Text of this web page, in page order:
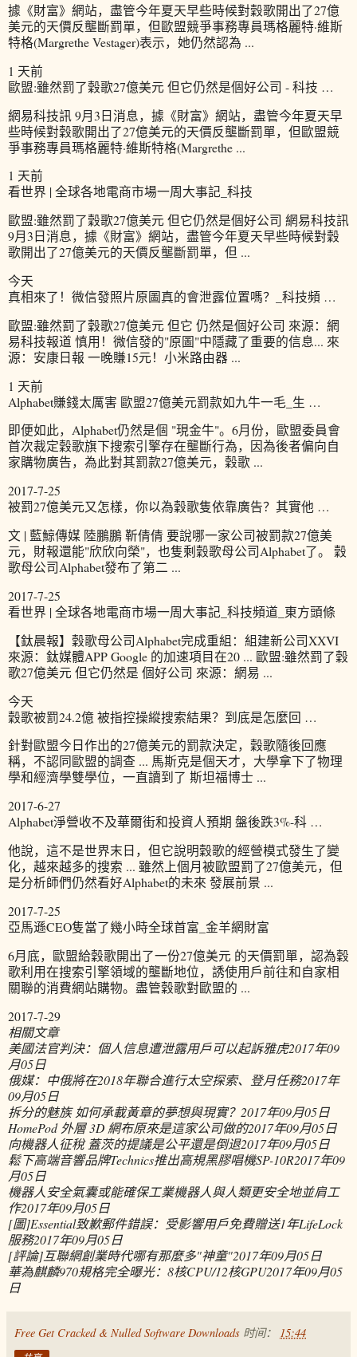
據《財富》網站，盡管今年夏天早些時候對穀歌開出了27億
美元的天價反壟斷罰單，但歐盟競爭事務專員瑪格麗特·維斯
特格(Margrethe Vestager)表示，她仍然認為 ...
1 天前
歐盟:雖然罰了穀歌27億美元 但它仍然是個好公司 - 科技 …
網易科技訊 9月3日消息，據《財富》網站，盡管今年夏天早
些時候對穀歌開出了27億美元的天價反壟斷罰單，但歐盟競
爭事務專員瑪格麗特·維斯特格(Margrethe ...
1 天前
看世界 | 全球各地電商市場一周大事記_科技
歐盟:雖然罰了穀歌27億美元 但它仍然是個好公司 網易科技訊
9月3日消息，據《財富》網站，盡管今年夏天早些時候對穀
歌開出了27億美元的天價反壟斷罰單，但 ...
今天
真相來了！微信發照片原圖真的會泄露位置嗎？_科技頻 …
歐盟:雖然罰了穀歌27億美元 但它 仍然是個好公司 來源：網
易科技報道 慎用！微信發的"原圖"中隱藏了重要的信息... 來
源：安康日報 一晚賺15元！小米路由器 ...
1 天前
Alphabet賺錢太厲害 歐盟27億美元罰款如九牛一毛_生 …
即便如此，Alphabet仍然是個 "現金牛"。6月份，歐盟委員會
首次裁定穀歌旗下搜索引擎存在壟斷行為，因為後者偏向自
家購物廣告，為此對其罰款27億美元，穀歌 ...
2017-7-25
被罰27億美元又怎樣，你以為穀歌隻依靠廣告？其實他 …
文 | 藍鯨傳媒 陸鵬鵬 靳倩倩 要說哪一家公司被罰款27億美
元，財報還能"欣欣向榮"，也隻剩穀歌母公司Alphabet了。 穀
歌母公司Alphabet發布了第二 ...
2017-7-25
看世界 | 全球各地電商市場一周大事記_科技頻道_東方頭條
【鈦晨報】穀歌母公司Alphabet完成重組：組建新公司XXVI
來源：鈦媒體APP Google 的加速項目在20 ... 歐盟:雖然罰了穀
歌27億美元 但它仍然是 個好公司 來源：網易 ...
今天
穀歌被罰24.2億 被指控操縱搜索結果？到底是怎麼回 …
針對歐盟今日作出的27億美元的罰款決定，穀歌隨後回應
稱，不認同歐盟的調查 ... 馬斯克是個天才，大學拿下了物理
學和經濟學雙學位，一直讀到了 斯坦福博士 ...
2017-6-27
Alphabet淨營收不及華爾街和投資人預期 盤後跌3%-科 …
他說，這不是世界末日，但它說明穀歌的經營模式發生了變
化，越來越多的搜索 ... 雖然上個月被歐盟罰了27億美元，但
是分析師們仍然看好Alphabet的未來 發展前景 ...
2017-7-25
亞馬遜CEO隻當了幾小時全球首富_金羊網財富
6月底，歐盟給穀歌開出了一份27億美元 的天價罰單，認為穀
歌利用在搜索引擎領域的壟斷地位，誘使用戶前往和自家相
關聯的消費網站購物。盡管穀歌對歐盟的 ...
2017-7-29
相關文章
美國法官判決：個人信息遭泄露用戶可以起訴雅虎2017年09
月05日
俄媒：中俄將在2018年聯合進行太空探索、登月任務2017年
09月05日
拆分的魅族 如何承載黃章的夢想與現實？ 2017年09月05日
HomePod 外層 3D 網布原來是這家公司做的2017年09月05日
向機器人征稅 蓋茨的提議是公平還是倒退2017年09月05日
鬆下高端音響品牌Technics推出高規黑膠唱機SP-10R2017年09
月05日
機器人安全氣囊或能確保工業機器人與人類更安全地並肩工
作2017年09月05日
[圖]Essential致歉郵件錯誤：受影響用戶免費贈送1年LifeLock
服務2017年09月05日
[評論]互聯網創業時代哪有那麼多"神童"2017年09月05日
華為麒麟970規格完全曝光：8核CPU/12核GPU2017年09月05
日
Free Get Cracked & Nulled Software Downloads 时间： 15:44